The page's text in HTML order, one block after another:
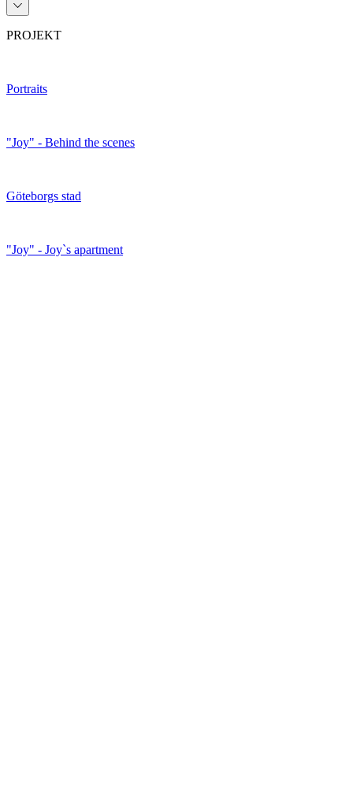
PROJEKT
Portraits
"Joy" - Behind the scenes
Göteborgs stad
"Joy" - Joy`s apartment